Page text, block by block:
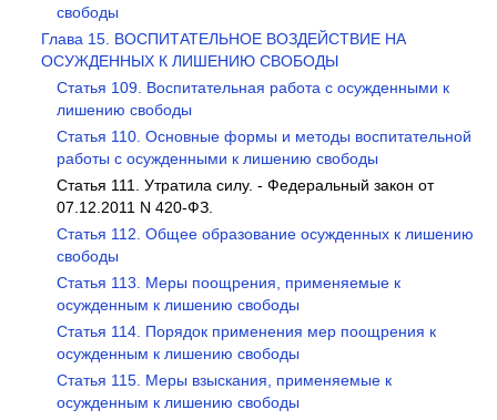
свободы
Глава 15. ВОСПИТАТЕЛЬНОЕ ВОЗДЕЙСТВИЕ НА
ОСУЖДЕННЫХ К ЛИШЕНИЮ СВОБОДЫ
Статья 109. Воспитательная работа с осужденными к
лишению свободы
Статья 110. Основные формы и методы воспитательной
работы с осужденными к лишению свободы
Статья 111. Утратила силу. - Федеральный закон от
07.12.2011 N 420-ФЗ.
Статья 112. Общее образование осужденных к лишению
свободы
Статья 113. Меры поощрения, применяемые к
осужденным к лишению свободы
Статья 114. Порядок применения мер поощрения к
осужденным к лишению свободы
Статья 115. Меры взыскания, применяемые к
осужденным к лишению свободы